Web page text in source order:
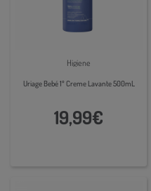
Higiene
Uriage Bebé 1º Creme Lavante 500mL
19,99€